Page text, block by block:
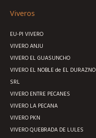
Viveros
EU-PI VIVERO
VIVERO ANJU
VIVERO EL GUASUNCHO
VIVERO EL NOBLE de EL DURAZNO
SRL
VIVERO ENTRE PECANES
VIVERO LA PECANA
VIVERO PKN
VIVERO QUEBRADA DE LULES